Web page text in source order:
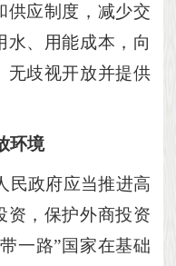
供应制度，减少交
水、用能成本，向
无歧视开放并提供
环境
民政府应当推进高
资，保护外商投资
一路”国家在基础